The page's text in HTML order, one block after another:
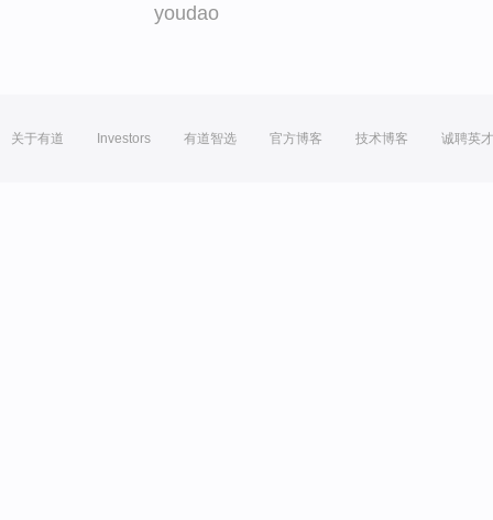
youdao
关于有道 Investors 有道智选 官方博客 技术博客 诚聘英才